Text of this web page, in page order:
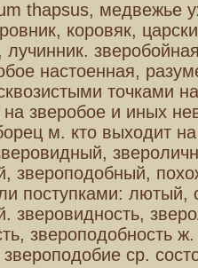
thapsus, медвежье
коровяк,
лучинник.
настоенная,
точками
на зверобое и иных
м. кто выходит
звероподобный,
поступками: лютый,
зверовидность,
звероподобность ж.
ср.